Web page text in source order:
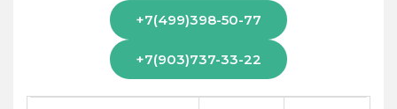
+7(499)398-50-77
+7(903)737-33-22